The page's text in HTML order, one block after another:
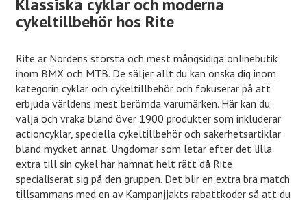
cykeltillbehör hos Rite
Rite är Nordens största och mest mångsidiga onlinebutik
inom BMX och MTB. De säljer allt du kan önska dig inom
kategorin cyklar och cykeltillbehör och fokuserar på att
erbjuda världens mest berömda varumärken. Här kan du
välja och vraka bland över 1900 produkter som inkluderar
actioncyklar, speciella cykeltillbehör och säkerhetsartiklar
bland mycket annat. Ungdomar som letar efter det lilla
extra till sin cykel har hamnat helt rätt då Rite
specialiserat sig på den gruppen. Det blir en extra bra match
tillsammans med en av Kampanjjakts rabattkoder så att du